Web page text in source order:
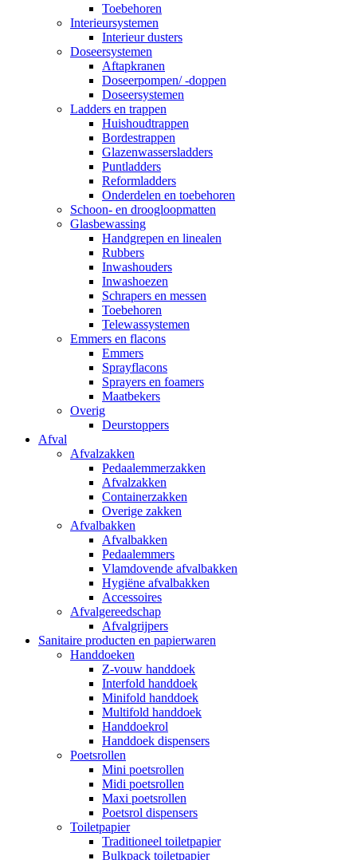
Toebehoren
Interieursystemen
Interieur dusters
Doseersystemen
Aftapkranen
Doseerpompen/ -doppen
Doseersystemen
Ladders en trappen
Huishoudtrappen
Bordestrappen
Glazenwassersladders
Puntladders
Reformladders
Onderdelen en toebehoren
Schoon- en droogloopmatten
Glasbewassing
Handgrepen en linealen
Rubbers
Inwashouders
Inwashoezen
Schrapers en messen
Toebehoren
Telewassystemen
Emmers en flacons
Emmers
Sprayflacons
Sprayers en foamers
Maatbekers
Overig
Deurstoppers
Afval
Afvalzakken
Pedaalemmerzakken
Afvalzakken
Containerzakken
Overige zakken
Afvalbakken
Afvalbakken
Pedaalemmers
Vlamdovende afvalbakken
Hygiëne afvalbakken
Accessoires
Afvalgereedschap
Afvalgrijpers
Sanitaire producten en papierwaren
Handdoeken
Z-vouw handdoek
Interfold handdoek
Minifold handdoek
Multifold handdoek
Handdoekrol
Handdoek dispensers
Poetsrollen
Mini poetsrollen
Midi poetsrollen
Maxi poetsrollen
Poetsrol dispensers
Toiletpapier
Traditioneel toiletpapier
Bulkpack toiletpapier